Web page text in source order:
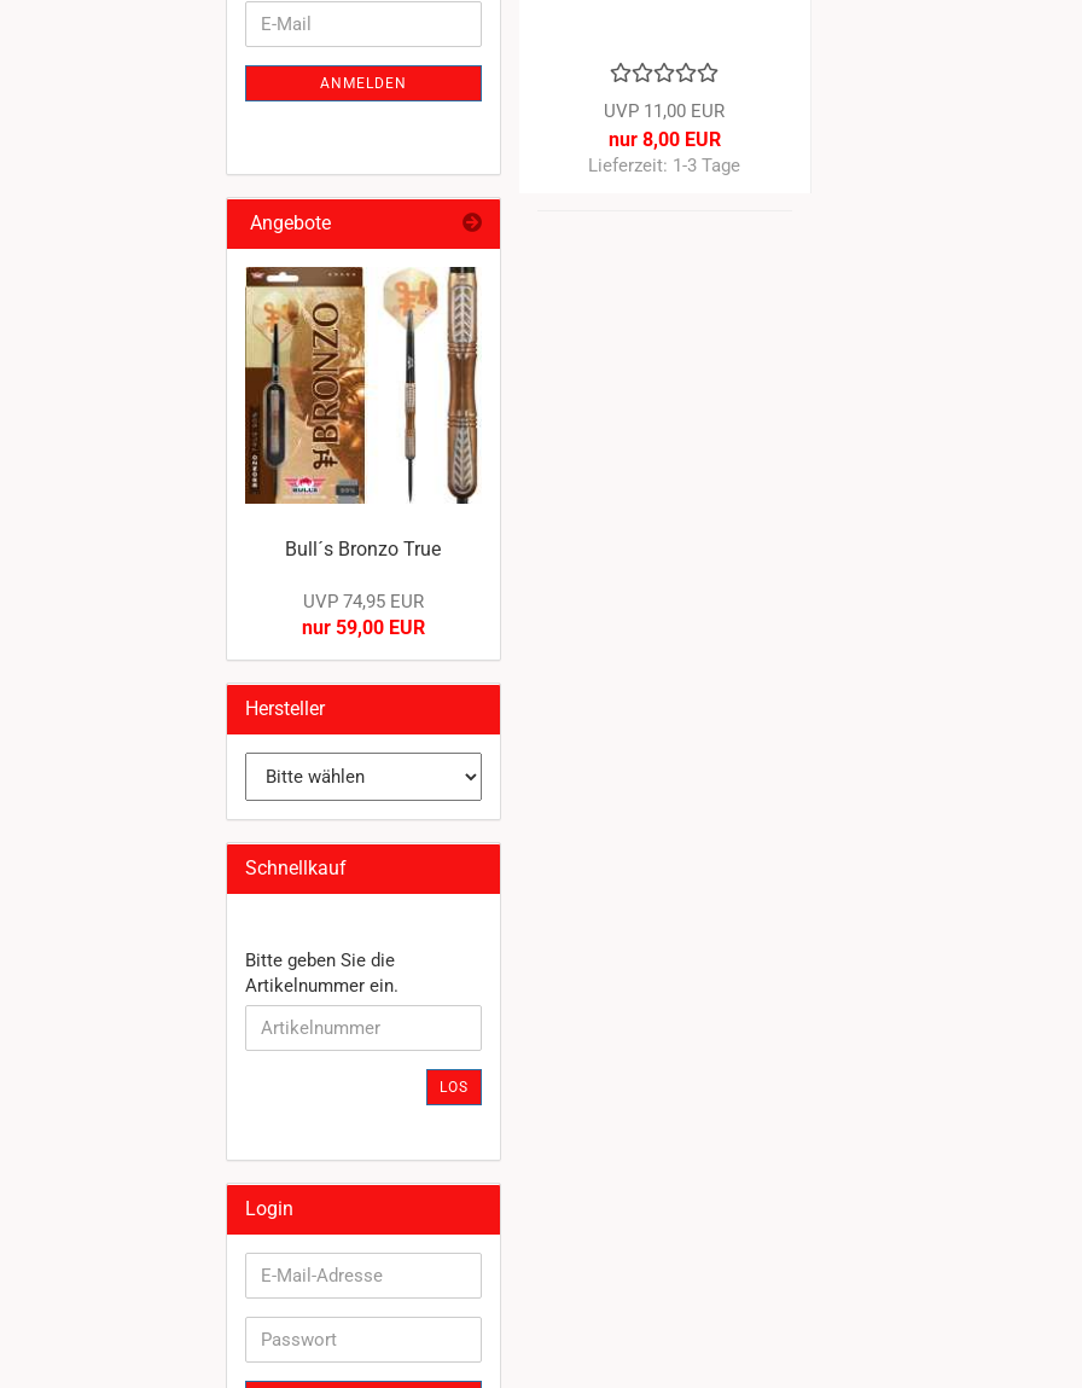
UVP 11,00 EUR
nur 8,00 EUR
Lieferzeit: 1-3 Tage
WEITER
ZUR
NEWSLETTER-
ANMELDUNG
E-
Mail
ANMELDEN
Angebote
Bull´s Bronzo True
UVP 74,95 EUR
nur 59,00 EUR
Hersteller
Schnellkauf
BITTE
GEBEN
SIE
DIE
Bitte geben Sie die
Artikelnummer ein.
LOS
Login
E-
Mail-
Passwort